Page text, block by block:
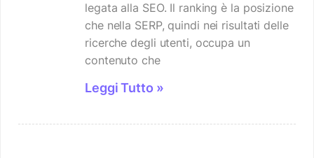
legata alla SEO. Il ranking è la posizione
che nella SERP, quindi nei risultati delle
ricerche degli utenti, occupa un
contenuto che
Leggi Tutto »